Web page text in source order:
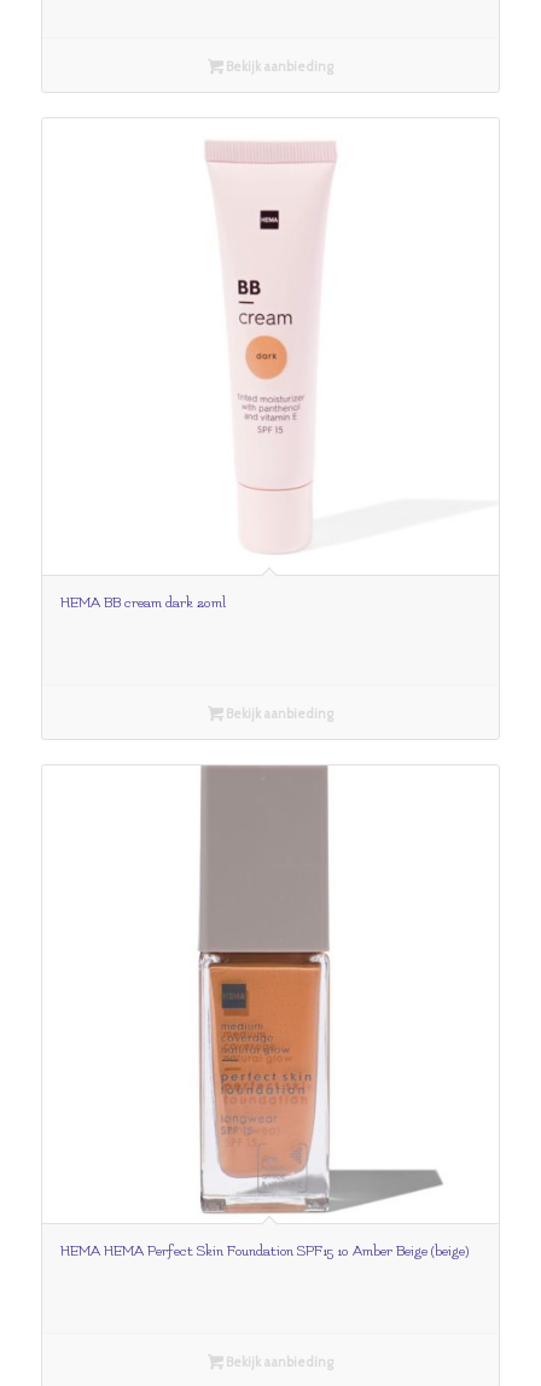
Bekijk aanbieding
HEMA BB cream dark 20ml
Bekijk aanbieding
HEMA HEMA Perfect Skin Foundation SPF15 10 Amber Beige (beige)
Bekijk aanbieding